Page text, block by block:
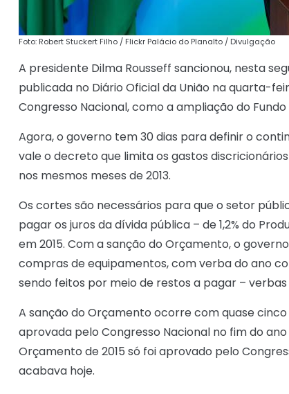
Foto: Robert Stuckert Filho / Flickr Palácio do Planalto / Divulgação
A presidente Dilma Rousseff sancionou, nesta
publicada no Diário Oficial da União na quarta-
Congresso Nacional, como a ampliação do
Agora, o governo tem 30 dias para definir o
vale o decreto que limita os gastos
nos mesmos meses de 2013.
Os cortes são necessários para que o setor
pagar os juros da dívida pública – de 1,2% do
em 2015. Com a sanção do Orçamento, o
compras de equipamentos, com verba do ano
sendo feitos por meio de restos a pagar –
A sanção do Orçamento ocorre com quase
aprovada pelo Congresso Nacional no fim do
Orçamento de 2015 só foi aprovado pelo
acabava hoje.